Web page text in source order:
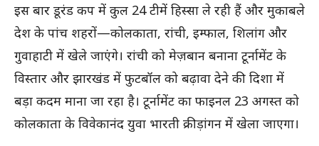
इस बार डूरंड कप में कुल 24 टीमें हिस्सा ले रही हैं और मुकाबले
देश के पांच शहरों—कोलकाता, रांची, इम्फाल, शिलांग और
गुवाहाटी में खेले जाएंगे। रांची को मेज़बान बनाना टूर्नामेंट के
विस्तार और झारखंड में फुटबॉल को बढ़ावा देने की दिशा में
बड़ा कदम माना जा रहा है। टूर्नामेंट का फाइनल 23 अगस्त को
कोलकाता के विवेकानंद युवा भारती क्रीड़ांगन में खेला जाएगा।